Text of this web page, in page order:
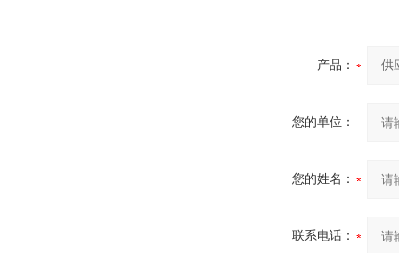
产品：
您的单位：
您的姓名：
联系电话：